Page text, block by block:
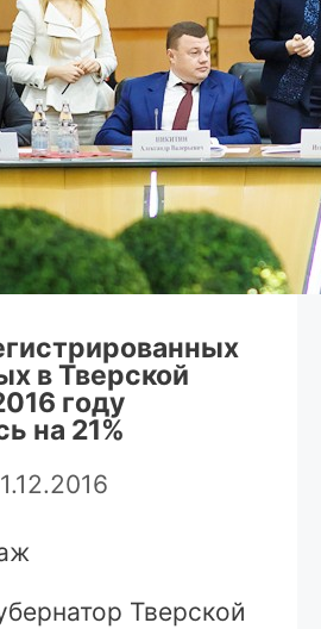
в Тверской
году
на 21%
Тверской